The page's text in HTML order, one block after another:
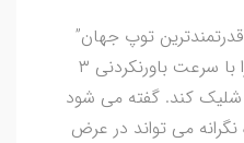
توپ جهان”
است که می تواند گلوله ها را با سرعت باورنکردنی ۳
ساعت شلیک کند. گفته می شود
می تواند در عرض